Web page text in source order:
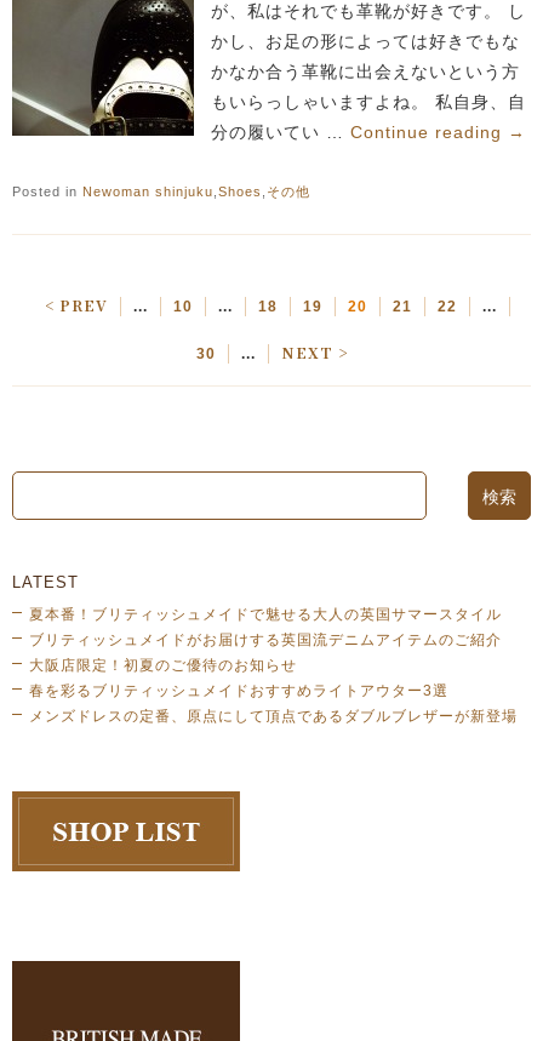
が、私はそれでも革靴が好きです。 し
かし、お足の形によっては好きでもな
かなか合う革靴に出会えないという方
もいらっしゃいますよね。 私自身、自
分の履いてい … Continue reading →
Posted in Newoman shinjuku Shoes その他
< PREV ... 10 ... 18 19 20 21 22 ...
30 ... NEXT >
LATEST
夏本番！ブリティッシュメイドで魅せる大人の英国サマースタイル
ブリティッシュメイドがお届けする英国流デニムアイテムのご紹介
大阪店限定！初夏のご優待のお知らせ
春を彩るブリティッシュメイドおすすめライトアウター3選
メンズドレスの定番、原点にして頂点であるダブルブレザーが新登場